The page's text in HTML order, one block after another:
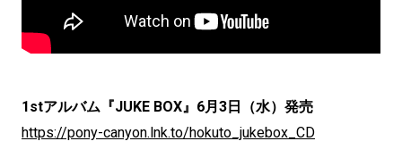
1stアルバム『JUKE BOX』6月3日（水）発売
https://pony-canyon.lnk.to/hokuto_jukebox_CD